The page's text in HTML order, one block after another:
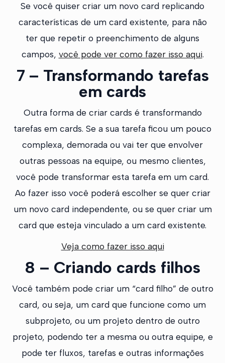
Se você quiser criar um novo card replicando
características de um card existente, para não
ter que repetir o preenchimento de alguns
campos, você pode ver como fazer isso aqui.
7 – Transformando tarefas
em cards
Outra forma de criar cards é transformando
tarefas em cards. Se a sua tarefa ficou um pouco
complexa, demorada ou vai ter que envolver
outras pessoas na equipe, ou mesmo clientes,
você pode transformar esta tarefa em um card.
Ao fazer isso você poderá escolher se quer criar
um novo card independente, ou se quer criar um
card que esteja vinculado a um card existente.
Veja como fazer isso aqui
8 – Criando cards filhos
Você também pode criar um “card filho” de outro
card, ou seja, um card que funcione como um
subprojeto, ou um projeto dentro de outro
projeto, podendo ter a mesma ou outra equipe, e
pode ter fluxos, tarefas e outras informações